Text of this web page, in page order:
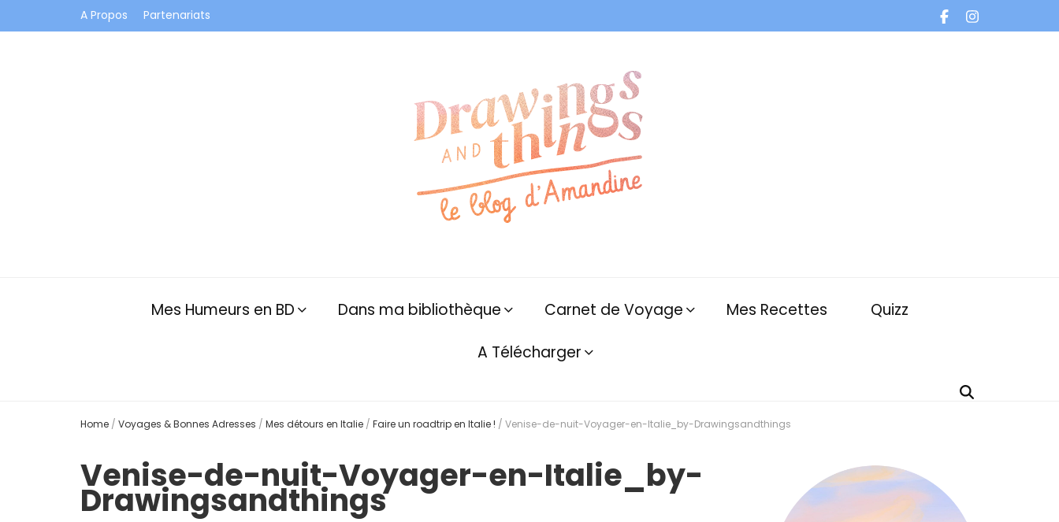
A Propos Partenariats
Mes Humeurs en BD Dans ma bibliothèque Carnet de Voyage Mes Recettes
Quizz
A Télécharger
Home / Voyages & Bonnes Adresses / Mes détours en Italie / Faire un roadtrip en Italie ! / Venise-de-nuit-Voyager-en-Italie_by-Drawingsandthings
Venise-de-nuit-Voyager-en-Italie_by-
Drawingsandthings